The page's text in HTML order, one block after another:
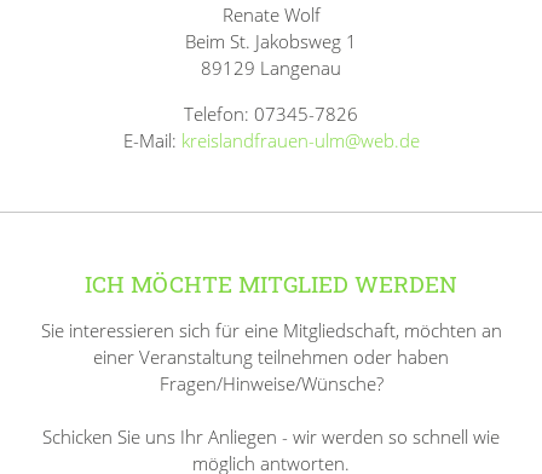
Renate Wolf
Beim St. Jakobsweg 1
89129 Langenau
Telefon: 07345-7826
E-Mail: kreislandfrauen-ulm@web.de
ICH MÖCHTE MITGLIED WERDEN
Sie interessieren sich für eine Mitgliedschaft, möchten an
einer Veranstaltung teilnehmen oder haben
Fragen/Hinweise/Wünsche?
Schicken Sie uns Ihr Anliegen - wir werden so schnell wie
möglich antworten.